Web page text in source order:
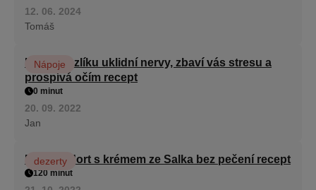
12. 06. 2024
Tomáš
Kořen kozlíku uklidní nervy, zbaví vás stresu a
prospívá očím recept
Nápoje
0 minut
20. 09. 2022
Jan
Patrový dort s krémem ze Salka bez pečení recept
dezerty
120 minut